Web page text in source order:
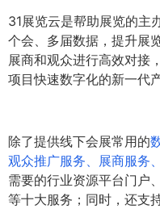
31展览云是帮助展览的主
个会、多届数据，提升展
展商和观众进行高效对接
项目快速数字化的新一代产
除了提供线下会展常用的
观众推广服务、展商服务
需要的行业资源平台门户
等十大服务；同时，还支